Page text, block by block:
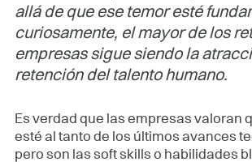
allá de que ese temor esté
curiosamente, el mayor de los
empresas sigue siendo la
retención del talento humano.
Es verdad que las empresas valoran
esté al tanto de los últimos avances
pero son las soft skills o habilidades